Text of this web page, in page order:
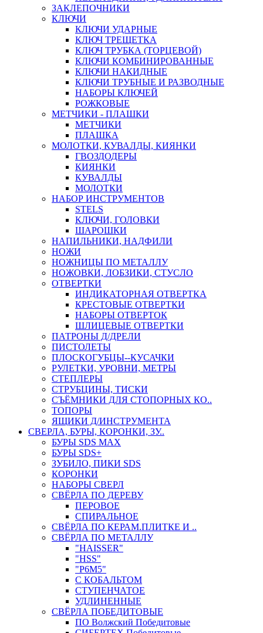
ЗАКЛЕПОЧНИКИ
КЛЮЧИ
КЛЮЧИ УДАРНЫЕ
КЛЮЧ ТРЕЩЕТКА
КЛЮЧ ТРУБКА (ТОРЦЕВОЙ)
КЛЮЧИ КОМБИНИРОВАННЫЕ
КЛЮЧИ НАКИДНЫЕ
КЛЮЧИ ТРУБНЫЕ И РАЗВОДНЫЕ
НАБОРЫ КЛЮЧЕЙ
РОЖКОВЫЕ
МЕТЧИКИ - ПЛАШКИ
МЕТЧИКИ
ПЛАШКА
МОЛОТКИ, КУВАЛДЫ, КИЯНКИ
ГВОЗДОДЕРЫ
КИЯНКИ
КУВАЛДЫ
МОЛОТКИ
НАБОР ИНСТРУМЕНТОВ
STELS
КЛЮЧИ, ГОЛОВКИ
ШАРОШКИ
НАПИЛЬНИКИ, НАДФИЛИ
НОЖИ
НОЖНИЦЫ ПО МЕТАЛЛУ
НОЖОВКИ, ЛОБЗИКИ, СТУСЛО
ОТВЕРТКИ
ИНДИКАТОРНАЯ ОТВЕРТКА
КРЕСТОВЫЕ ОТВЕРТКИ
НАБОРЫ ОТВЕРТОК
ШЛИЦЕВЫЕ ОТВЕРТКИ
ПАТРОНЫ Д/ДРЕЛИ
ПИСТОЛЕТЫ
ПЛОСКОГУБЦЫ--КУСАЧКИ
РУЛЕТКИ, УРОВНИ, МЕТРЫ
СТЕПЛЕРЫ
СТРУБЦИНЫ, ТИСКИ
СЪЁМНИКИ ДЛЯ СТОПОРНЫХ КО..
ТОПОРЫ
ЯЩИКИ Д/ИНСТРУМЕНТА
СВЕРЛА, БУРЫ, КОРОНКИ, ЗУ..
БУРЫ SDS MAX
БУРЫ SDS+
ЗУБИЛО, ПИКИ SDS
КОРОНКИ
НАБОРЫ СВЕРЛ
СВЁРЛА ПО ДЕРЕВУ
ПЕРОВОЕ
СПИРАЛЬНОЕ
СВЁРЛА ПО КЕРАМ.ПЛИТКЕ И ..
СВЁРЛА ПО МЕТАЛЛУ
"HAISSER"
"HSS"
"Р6М5"
С КОБАЛЬТОМ
СТУПЕНЧАТОЕ
УДЛИНЕННЫЕ
СВЁРЛА ПОБЕДИТОВЫЕ
ПО Волжский Победитовые